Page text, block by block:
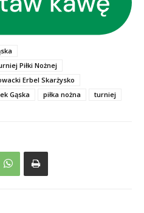
Piłki Nożnej
Erbel Skarżysko
Gąska piłka nożna turniej